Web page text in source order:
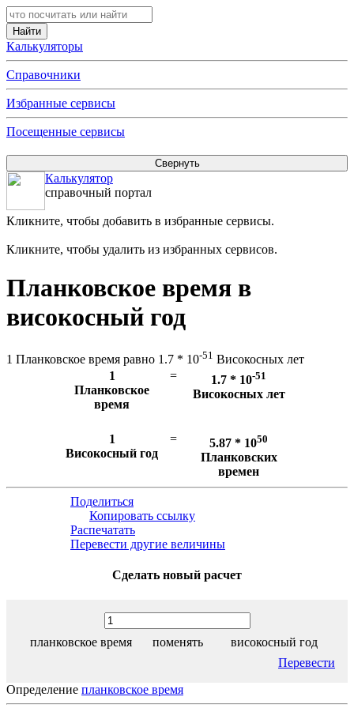
Калькуляторы
Справочники
Избранные сервисы
Посещенные сервисы
Калькулятор
справочный портал
Кликните, чтобы добавить в избранные сервисы.
Кликните, чтобы удалить из избранных сервисов.
Планковское время в
високосный год
1 Планковское время равно 1.7 * 10-51 Високосных лет
1
Планковское
время
= 1.7 * 10-51
Високосных лет
1
Високосный год
= 5.87 * 1050
Планковских
времен
Поделиться
Копировать ссылку
Распечатать
Перевести другие величины
Сделать новый расчет
планковское время поменять
високосный год
Перевести
Определение планковское время